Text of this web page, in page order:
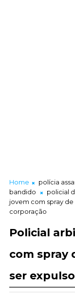
Home polícia
bandido
policial
jovem com spray
corporação
Policial
com spray
ser